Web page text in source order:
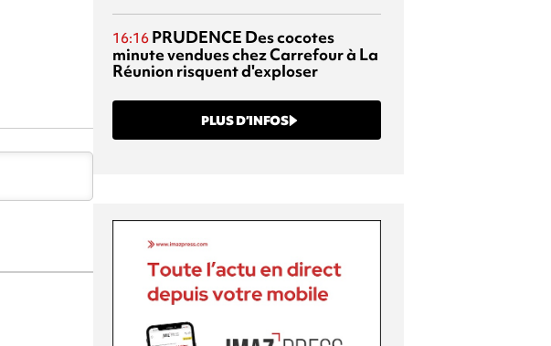
16:16 PRUDENCE Des cocotes
minute vendues chez Carrefour à La
Réunion risquent d'exploser
PLUS D’INFOS